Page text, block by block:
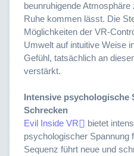
beunruhigende
Ruhe kommen lässt. Die
Möglichkeiten der VR-
Umwelt auf intuitive Weise
Gefühl, tatsächlich an
verstärkt.
Intensive psychologische
Schrecken
Evil Inside VR
bietet
psychologischer Spannung
Sequenz führt neue und